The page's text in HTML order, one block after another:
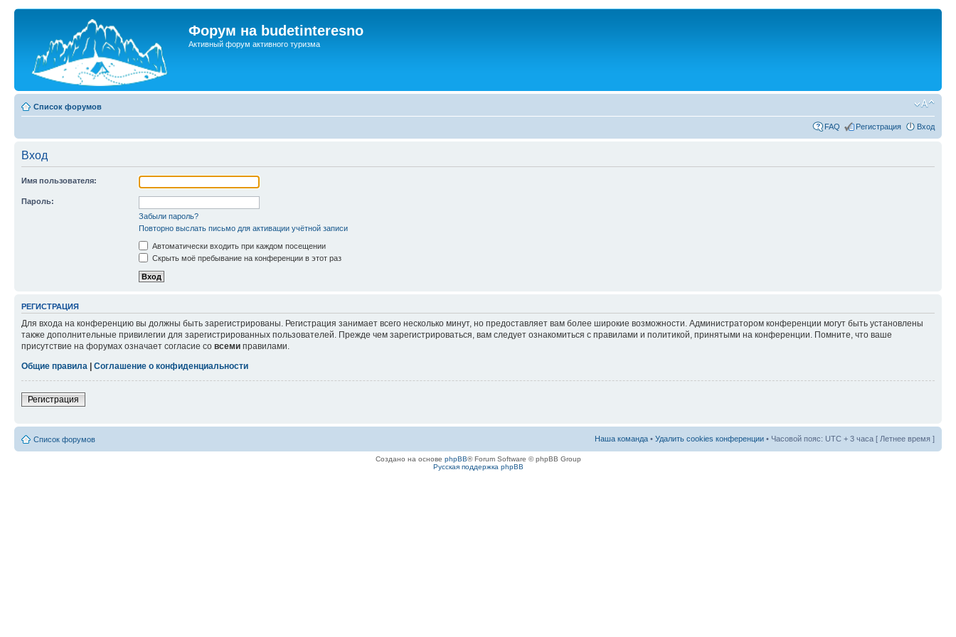
Форум на budetinteresno
Активный форум активного туризма
Список форумов
FAQ Регистрация Вход
Вход
Имя пользователя:
Пароль:
Забыли пароль?
Повторно выслать письмо для активации учётной записи
Автоматически входить при каждом посещении
Скрыть моё пребывание на конференции в этот раз
РЕГИСТРАЦИЯ
Для входа на конференцию вы должны быть зарегистрированы. Регистрация занимает всего несколько минут, но предоставляет вам более широкие возможности. Администратором конференции могут быть установлены
также дополнительные привилегии для зарегистрированных пользователей. Прежде чем зарегистрироваться, вам следует ознакомиться с правилами и политикой, принятыми на конференции. Помните, что ваше
присутствие на форумах означает согласие со всеми правилами.
Общие правила | Соглашение о конфиденциальности
Регистрация
Список форумов Наша команда • Удалить cookies конференции • Часовой пояс: UTC + 3 часа [ Летнее время ]
Создано на основе phpBB® Forum Software © phpBB Group
Русская поддержка phpBB